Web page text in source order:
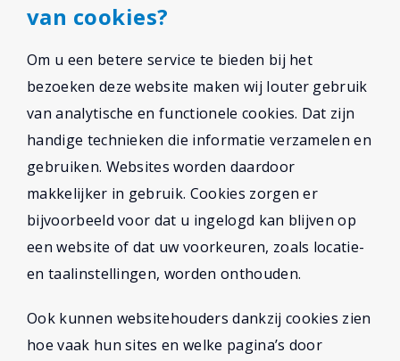
van cookies?
Om u een betere service te bieden bij het
bezoeken deze website maken wij louter gebruik
van analytische en functionele cookies. Dat zijn
handige technieken die informatie verzamelen en
gebruiken. Websites worden daardoor
makkelijker in gebruik. Cookies zorgen er
bijvoorbeeld voor dat u ingelogd kan blijven op
een website of dat uw voorkeuren, zoals locatie-
en taalinstellingen, worden onthouden.
Ook kunnen websitehouders dankzij cookies zien
hoe vaak hun sites en welke pagina’s door